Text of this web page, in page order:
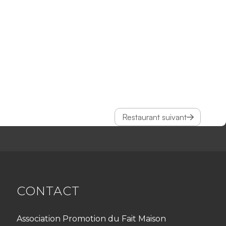
Restaurant suivant
CONTACT
Association Promotion du Fait Maison